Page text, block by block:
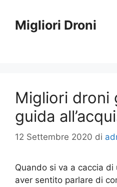
contenuto
Migliori Droni
Migliori droni
guida
12 Settembre 2020 di
Quando si va a caccia
aver sentito parlare di